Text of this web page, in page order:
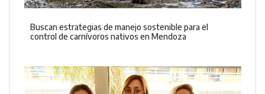
Buscan estrategias de manejo sostenible para el
control de carnívoros nativos en Mendoza